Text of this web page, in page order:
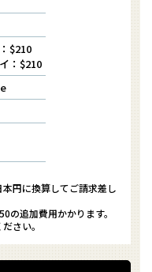
$210
：$210
円に換算してご請求差し
追加費用かかります。
さい。